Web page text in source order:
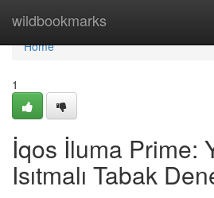
wildbookmarks
Home
Home
1
İqos İluma Prime:
Isıtmalı Tabak